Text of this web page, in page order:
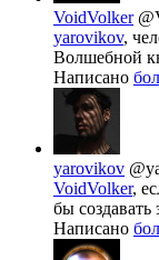
VoidVolker
yarovikov,
Волшебной
Написано
yarovikov
VoidVolker,
бы создавать
Написано